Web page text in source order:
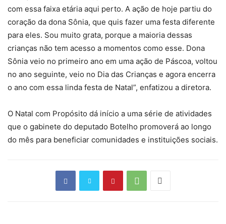
com essa faixa etária aqui perto. A ação de hoje partiu do
coração da dona Sônia, que quis fazer uma festa diferente
para eles. Sou muito grata, porque a maioria dessas
crianças não tem acesso a momentos como esse. Dona
Sônia veio no primeiro ano em uma ação de Páscoa, voltou
no ano seguinte, veio no Dia das Crianças e agora encerra
o ano com essa linda festa de Natal”, enfatizou a diretora.
O Natal com Propósito dá início a uma série de atividades
que o gabinete do deputado Botelho promoverá ao longo
do mês para beneficiar comunidades e instituições sociais.